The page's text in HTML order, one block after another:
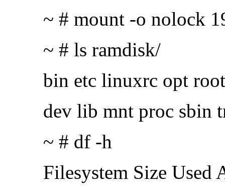
~ # mount -o nolock
~ # ls ramdisk/
bin etc linuxrc opt root
dev lib mnt proc sbin
~ # df -h
Filesystem Size Used